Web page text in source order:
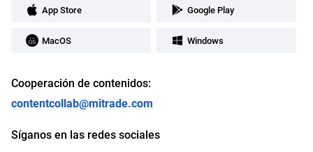
App Store Google Play
MacOS Windows
Cooperación de contenidos:
contentcollab@mitrade.com
Síganos en las redes sociales